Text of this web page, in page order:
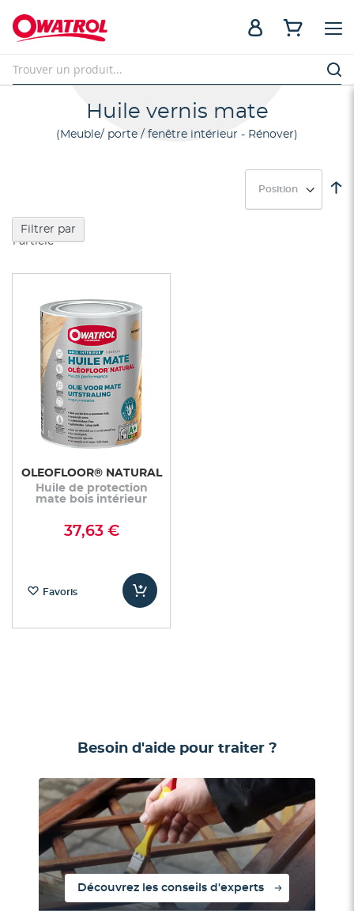
Huile vernis mate
Meuble/ porte / fenêtre intérieur - Rénover
1article
OLEOFLOOR® NATURAL
Huile de protection
mate bois intérieur
37,63 €
Favoris
Besoin d'aide pour traiter ?
Découvrez les conseils d'experts
Filtrer par